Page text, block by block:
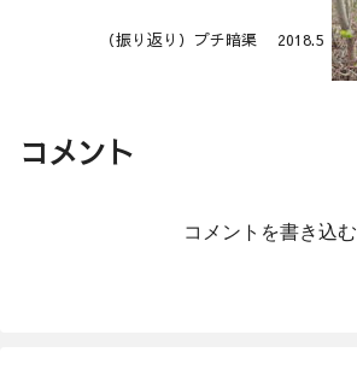
（振り返り）プチ暗渠 2018.5
コメント
コメントを書き込む